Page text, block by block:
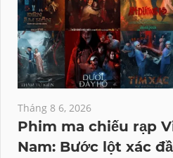
Tháng 8 6, 2026
Phim ma chiếu rạp
Nam: Bước lột xác